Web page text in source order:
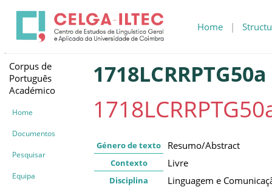
Home |
Corpus de
Português
Académico
Home
Documentos
Pesquisar
Equipa
1718LCRRPTG50a
Género de texto Resumo/Abstract
Contexto Livre
Disciplina Linguagem e